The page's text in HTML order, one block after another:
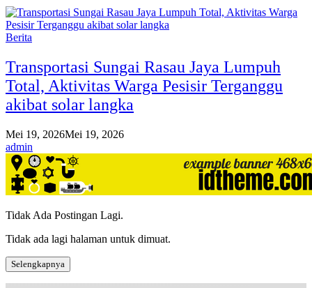
Berita
Transportasi Sungai Rasau Jaya Lumpuh
Total, Aktivitas Warga Pesisir Terganggu
akibat solar langka
Mei 19, 2026Mei 19, 2026
admin
Tidak Ada Postingan Lagi.
Tidak ada lagi halaman untuk dimuat.
Selengkapnya